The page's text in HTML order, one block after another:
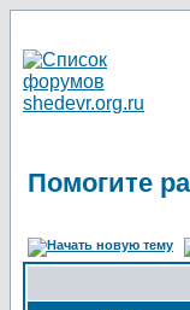
Помогите